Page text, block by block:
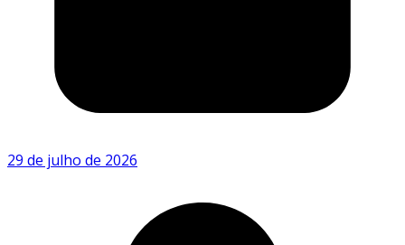
29 de julho de 2026